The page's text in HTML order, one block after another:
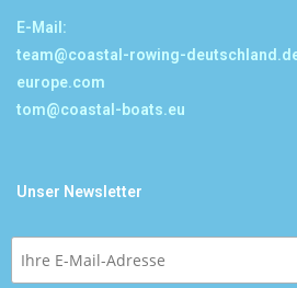
E-Mail:
team@coastal-rowing-
europe.com
tom@coastal-boats.eu
Unser Newsletter